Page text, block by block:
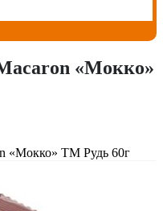
«Мокко»
«Мокко» ТМ Рудь 60г